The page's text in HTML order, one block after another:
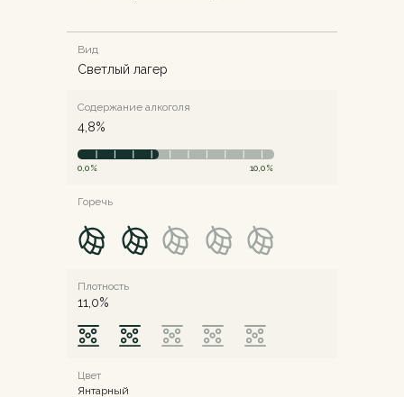
Плотность
Цвет
Янтарный
Вид
Светлый лагер
Содержание алкоголя
4,8%
11,0%
Горечь
0,0% 10,0%